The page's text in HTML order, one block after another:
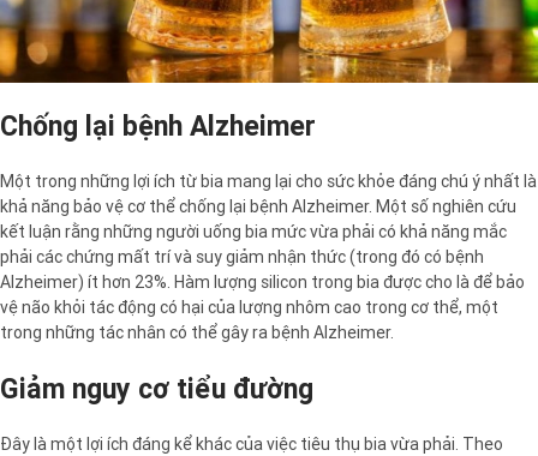
Chống lại bệnh Alzheimer
Một trong những lợi ích từ bia mang lại cho sức khỏe đáng chú ý nhất là
khả năng bảo vệ cơ thể chống lại bệnh Alzheimer. Một số nghiên cứu
kết luận rằng những người uống bia mức vừa phải có khả năng mắc
phải các chứng mất trí và suy giảm nhận thức (trong đó có bệnh
Alzheimer) ít hơn 23%. Hàm lượng silicon trong bia được cho là để bảo
vệ não khỏi tác động có hại của lượng nhôm cao trong cơ thể, một
trong những tác nhân có thể gây ra bệnh Alzheimer.
Giảm nguy cơ tiểu đường
Đây là một lợi ích đáng kể khác của việc tiêu thụ bia vừa phải. Theo